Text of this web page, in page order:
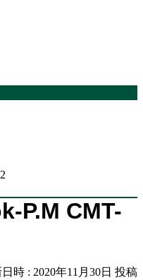
P.M CMT-
時 : 2020年11月30日 投稿